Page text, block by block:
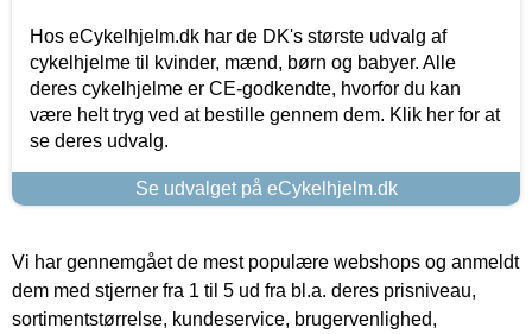
Hos eCykelhjelm.dk har de DK's største udvalg af
cykelhjelme til kvinder, mænd, børn og babyer. Alle
deres cykelhjelme er CE-godkendte, hvorfor du kan
være helt tryg ved at bestille gennem dem. Klik her for at
se deres udvalg.
Se udvalget på eCykelhjelm.dk
Vi har gennemgået de mest populære webshops og anmeldt
dem med stjerner fra 1 til 5 ud fra bl.a. deres prisniveau,
sortimentstørrelse, kundeservice, brugervenlighed,